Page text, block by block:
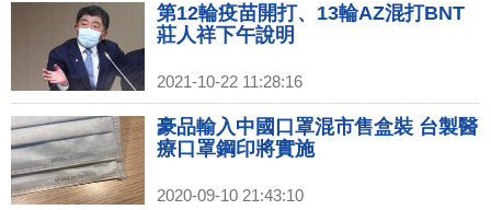
第12輪疫苗開打、13輪AZ混打BNT
莊人祥下午說明
2021-10-22 11:28:16
豪品輸入中國口罩混市售盒裝 台製醫
療口罩鋼印將實施
2020-09-10 21:43:10